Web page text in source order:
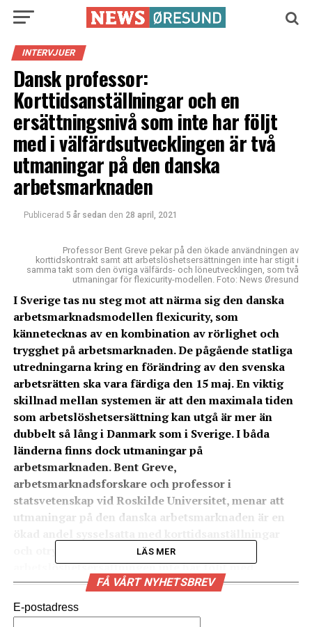
INTERVJUER
Dansk professor:
Korttidsanställningar och en
ersättningsnivå som inte har följt
med i välfärdsutvecklingen är två
utmaningar på den danska
arbetsmarknaden
Publicerad 5 år sedan den 28 april, 2021
Professor Bent Greve pekar på den ökade användningen av
korttidskontrakt samt att arbetslöshetsersättningen inte har stigit i
samma takt som den övriga välfärds- och löneutvecklingen, som två
utmaningar för flexicurity-modellen. Foto: News Øresund
I Sverige tas nu steg mot att närma sig den danska
arbetsmarknadsmodellen flexicurity, som
kännetecknas av en kombination av rörlighet och
trygghet på arbetsmarknaden. De pågående statliga
utredningarna kring en förändring av den svenska
arbetsrätten ska vara färdiga den 15 maj. En viktig
skillnad mellan systemen är att den maximala tiden
som arbetslöshetsersättning kan utgå är mer än
dubbelt så lång i Danmark som i Sverige. I båda
länderna finns dock utmaningar på
arbetsmarknaden. Bent Greve,
arbetsmarknadsforskare och professor i
statsvetenskap vid Roskilde Universitet, menar att
utmaningar på den danska arbetsmarknaden är en
och otrygga anställningar, samt att nivån på
arbetslöshetsersättningen inte har följt med
väldfärds- och löneutvecklingen.
– Den del av flexicurity-modellen är inte så stark
som den har varit tidigare, säger han till News
LÄS MER
FÅ VÅRT NYHETSBREV
E-postadress